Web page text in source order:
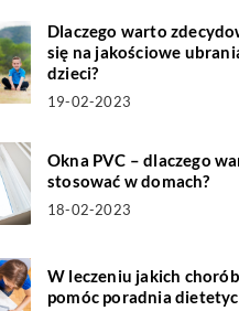
Dlaczego warto
się na jakościowe
dzieci?
19-02-2023
Okna PVC – dlaczego
stosować w domach?
18-02-2023
W leczeniu jakich
pomóc poradnia